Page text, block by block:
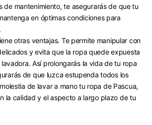
de mantenimiento, te asegurarás de que tu
en óptimas condiciones para
otras ventajas. Te permite manipular con
y evita que la ropa quede expuesta
Así prolongarás la vida de tu ropa
de que luzca estupenda todos los
de lavar a mano tu ropa de Pascua,
la calidad y el aspecto a largo plazo de tu